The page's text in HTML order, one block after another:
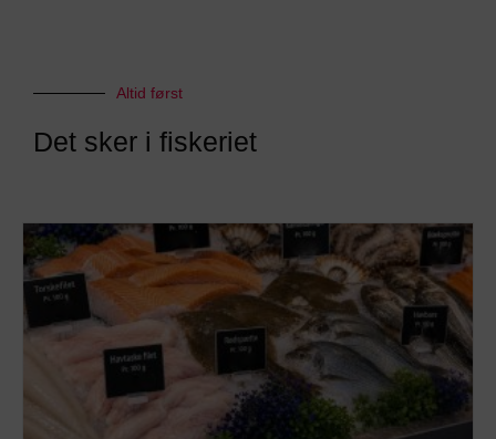
Altid først
Det sker i fiskeriet